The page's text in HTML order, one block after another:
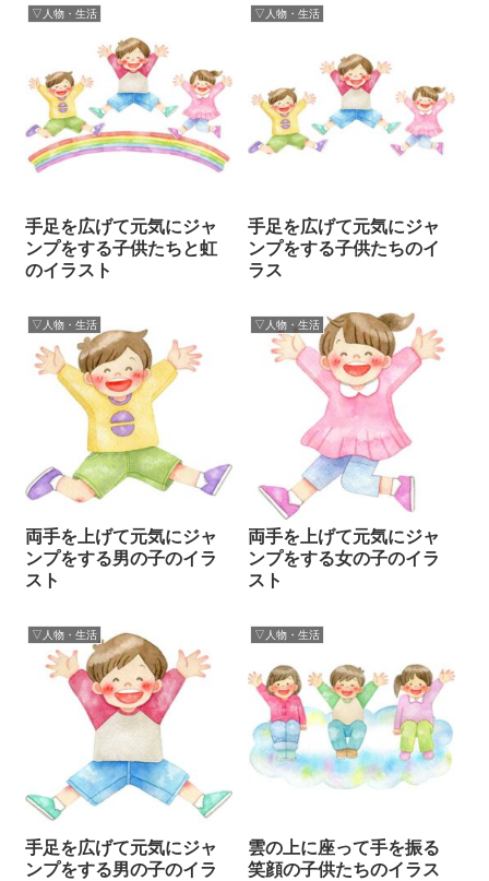
▽人物・生活
手足を広げて元気にジャ
ンプをする子供たちと虹
のイラスト
▽人物・生活
手足を広げて元気にジャ
ンプをする子供たちのイ
ラス
▽人物・生活
両手を上げて元気にジャ
ンプをする男の子のイラ
スト
▽人物・生活
両手を上げて元気にジャ
ンプをする女の子のイラ
スト
▽人物・生活
手足を広げて元気にジャ
ンプをする男の子のイラ
▽人物・生活
雲の上に座って手を振る
笑顔の子供たちのイラス